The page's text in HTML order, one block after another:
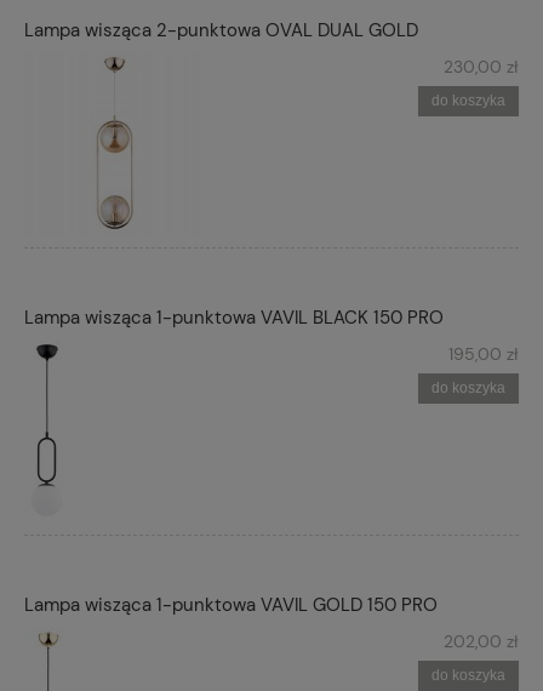
Lampa wisząca 2-punktowa OVAL DUAL GOLD
230,00 zł
do koszyka
Lampa wisząca 1-punktowa VAVIL BLACK 150 PRO
195,00 zł
do koszyka
Lampa wisząca 1-punktowa VAVIL GOLD 150 PRO
202,00 zł
do koszyka